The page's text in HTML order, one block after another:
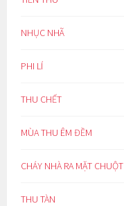
NHỤC NHÃ
PHI LÍ
THU CHẾT
MÙA THU ÊM ĐỀM
CHÁY NHÀ RA MẶT CHUỘT
THU TÀN